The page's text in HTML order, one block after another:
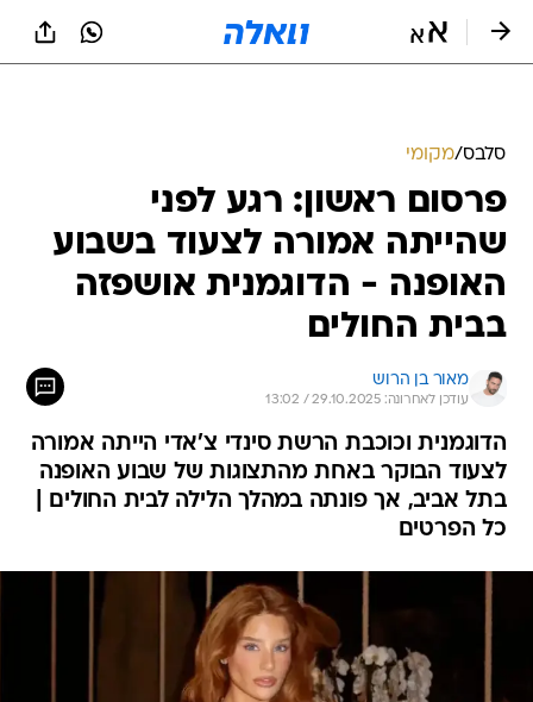
סלבס/מקומי
פרסום ראשון: רגע לפני
שהייתה אמורה לצעוד בשבוע
האופנה - הדוגמנית אושפזה
בבית החולים
מאור בן הרוש
עודכן לאחרונה: 29.10.2025 / 13:02
הדוגמנית וכוכבת הרשת סינדי צ'אדי הייתה אמורה
לצעוד הבוקר באחת מהתצוגות של שבוע האופנה
בתל אביב, אך פונתה במהלך הלילה לבית החולים |
כל הפרטים